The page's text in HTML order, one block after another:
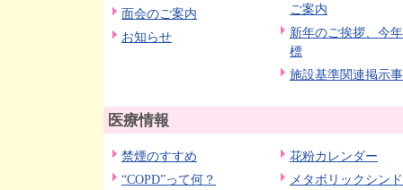
面会のご案内
お知らせ
ご案内
新年のご挨拶、今
標
施設基準関連掲示
医療情報
禁煙のすすめ
“COPD”って何？
花粉カレンダー
メタボリックシン